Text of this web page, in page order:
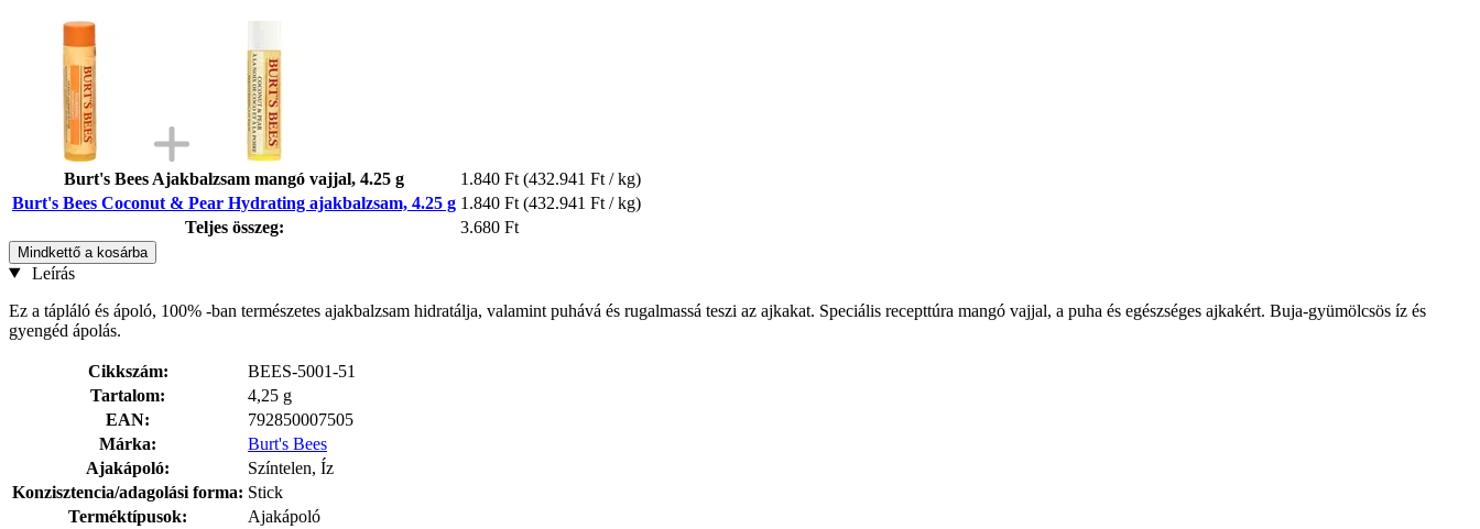
Burt's Bees Ajakbalzsam mangó vajjal, 4.25 g 1.840 Ft (432.941 Ft / kg)
Burt's Bees Coconut & Pear Hydrating ajakbalzsam, 4.25 g 1.840 Ft (432.941 Ft / kg)
Teljes összeg:
3.680 Ft
Mindkettő a kosárba
Leírás
Ez a tápláló és ápoló, 100% -ban természetes ajakbalzsam hidratálja, valamint puhává és rugalmassá teszi az ajkakat. Speciális recepttúra mangó vajjal, a puha és egészséges ajkakért. Buja-gyümölcsös íz és
gyengéd ápolás.
Cikkszám:
BEES-5001-51
Tartalom:
4,25 g
EAN:
792850007505
Márka:
Burt's Bees
Ajakápoló:
Színtelen, Íz
Konzisztencia/adagolási forma: Stick
Terméktípusok:
Ajakápoló